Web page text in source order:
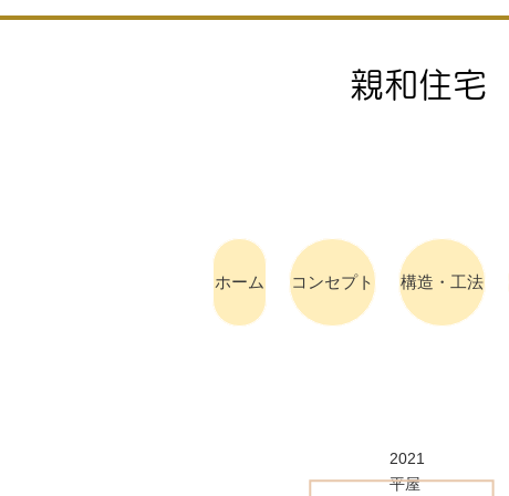
親和住宅
ホーム コンセプト 構造・工法
2021
平屋